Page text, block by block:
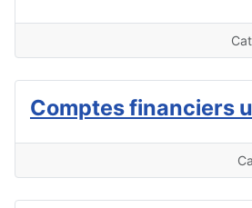
Comptes financiers